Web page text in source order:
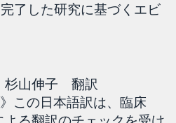
了した研究に基づくエビ
杉山伸子 翻訳
》この日本語訳は、臨床